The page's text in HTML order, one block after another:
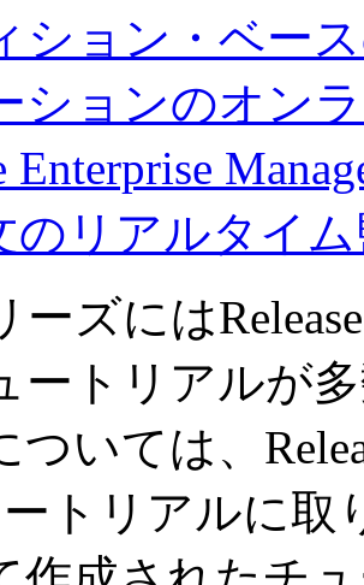
ション・ベー
ションのオン
Enterprise
のリアルタイ
ーズには
ートリアルが
ついては、
トリアルに取